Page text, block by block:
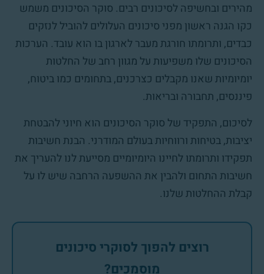
מהירים ובחשיפה לסיכונים רבים. סוקר הסיכונים משמש
כקו הגנה ראשון מפני סיכונים העלולים להוביל לנזקים
כבדים, ותרומתו חורגת מעבר לארגון בו הוא עובד. הערכות
הסיכונים שלו משפיעות על מגוון רחב של החלטות
יומיומיות שאנו מקבלים כצרכנים, בתחומים כמו ביטוח,
פיננסים, תחבורה ובריאות.
לסיכום, התפקיד של סוקר הסיכונים הוא חיוני להבטחת
יציבות, בטיחות ורווחיות בעולם המודרני. הבנת חשיבות
תפקידו ותרומתו לחיינו היומיומיים מסייעת לנו להעריך את
חשיבות התחום ולהבין את ההשפעה הרחבה שיש לו על
קבלת ההחלטות שלנו.
רוצים להפוך לסוקרי סיכונים
מוסמכים?